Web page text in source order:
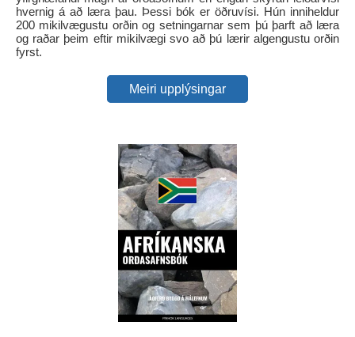
hvernig á að læra þau. Þessi bók er öðruvísi. Hún inniheldur
200 mikilvægustu orðin og setningarnar sem þú þarft að læra
og raðar þeim eftir mikilvægi svo að þú lærir algengustu orðin
fyrst.
Meiri upplýsingar